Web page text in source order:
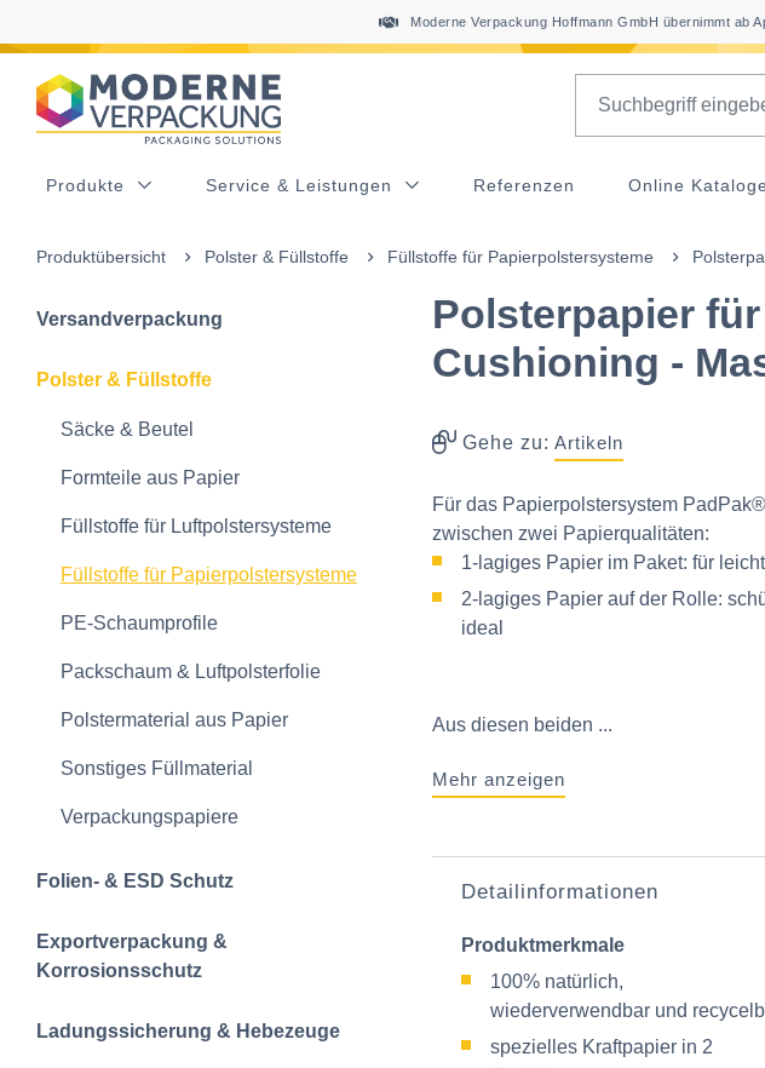
Diese Produkte könnten Sie auch interessieren Moderne Verpackung Hoffmann GmbH übernimmt ab
Produkte Service & Leistungen Referenzen Online Kataloge
Produktübersicht Polster & Füllstoffe Füllstoffe für Papierpolstersysteme
Versandverpackung
Polster & Füllstoffe
Säcke & Beutel
Formteile aus Papier
Füllstoffe für Luftpolstersysteme
Füllstoffe für Papierpolstersysteme
PE-Schaumprofile
Packschaum & Luftpolsterfolie
Polstermaterial aus Papier
Sonstiges Füllmaterial
Verpackungspapiere
Folien- & ESD Schutz
Exportverpackung &
Korrosionsschutz
Ladungssicherung & Hebezeuge
Polsterpapier
Cushioning -
Gehe zu: Artikeln
Für das Papierpolstersystem
zwischen zwei Papierqualitäten:
1-lagiges Papier im Paket: für
2-lagiges Papier auf der Rolle:
ideal
Aus diesen beiden ...
Mehr anzeigen
Detailinformationen
Produktmerkmale
100% natürlich,
wiederverwendbar und
spezielles Kraftpapier in 2